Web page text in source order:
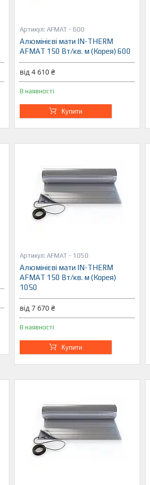
AFMAT - 600
Алюмінієві мати IN-THERM
AFMAT 150 Вт/кв. м (Корея) 600
від 4 610 ₴
В наявності
Купити
AFMAT - 1050
Алюмінієві мати IN-THERM
AFMAT 150 Вт/кв. м (Корея)
1050
від 7 670 ₴
В наявності
Купити